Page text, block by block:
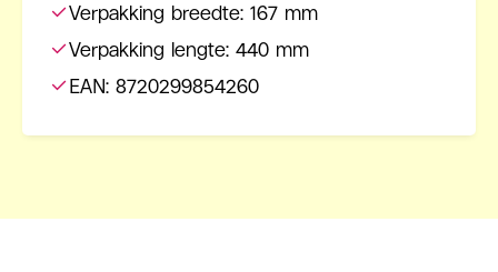
Verpakking breedte: 167 mm
Verpakking lengte: 440 mm
EAN: 8720299854260